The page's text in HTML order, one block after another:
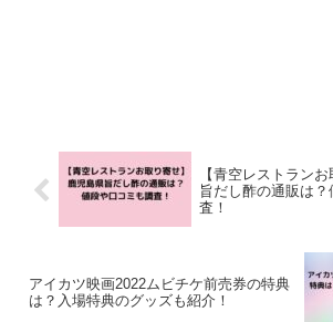
【青空レストラン
旨だし酢の通販は
査！
アイカツ映画2022ムビチケ前売券の特典
は？入場特典のグッズも紹介！